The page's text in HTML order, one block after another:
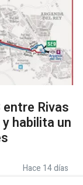
Rivas
habilita un
Hace 14 días